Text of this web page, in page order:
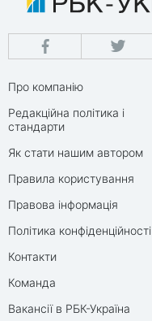
Про компанію
Редакційна політика і
стандарти
Як стати нашим автором
Правила користування
Правова інформація
Політика конфіденційності
Контакти
Команда
Вакансії в РБК-Україна